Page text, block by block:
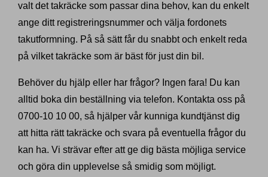
valt det takräcke som passar dina behov, kan du enkelt
ange ditt registreringsnummer och välja fordonets
takutformning. På så sätt får du snabbt och enkelt reda
på vilket takräcke som är bäst för just din bil.
Behöver du hjälp eller har frågor? Ingen fara! Du kan
alltid boka din beställning via telefon. Kontakta oss på
0700-10 10 00, så hjälper vår kunniga kundtjänst dig
att hitta rätt takräcke och svara på eventuella frågor du
kan ha. Vi strävar efter att ge dig bästa möjliga service
och göra din upplevelse så smidig som möjligt.